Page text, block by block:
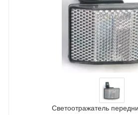
Светоотражатель